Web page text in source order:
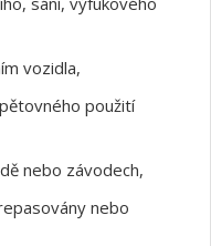
vozidla,
použití
nebo závodech,
nebo